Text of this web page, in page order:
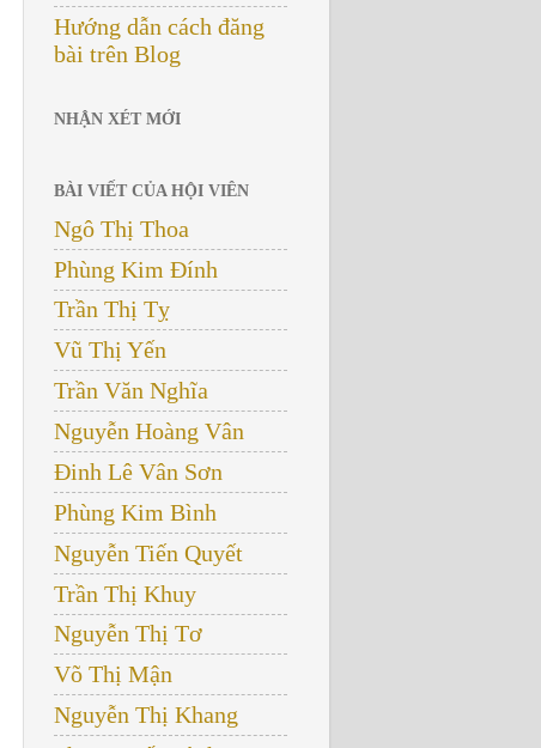
Hướng dẫn cách đăng
bài trên Blog
NHẬN XÉT MỚI
BÀI VIẾT CỦA HỘI VIÊN
Ngô Thị Thoa
Phùng Kim Đính
Trần Thị Tỵ
Vũ Thị Yến
Trần Văn Nghĩa
Nguyễn Hoàng Vân
Đinh Lê Vân Sơn
Phùng Kim Bình
Nguyễn Tiến Quyết
Trần Thị Khuy
Nguyễn Thị Tơ
Võ Thị Mận
Nguyễn Thị Khang